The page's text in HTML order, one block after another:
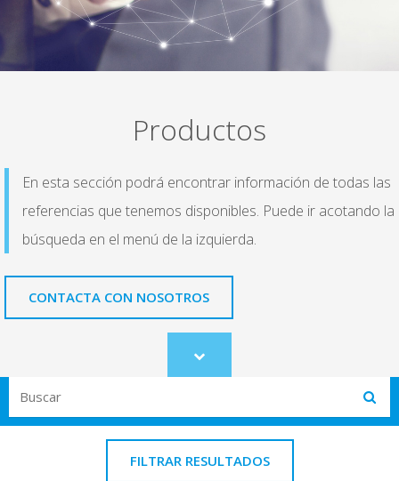
Productos
En esta sección podrá encontrar información de todas las
referencias que tenemos disponibles. Puede ir acotando la
búsqueda en el menú de la izquierda.
CONTACTA CON NOSOTROS
Scroll
to
FILTRAR RESULTADOS